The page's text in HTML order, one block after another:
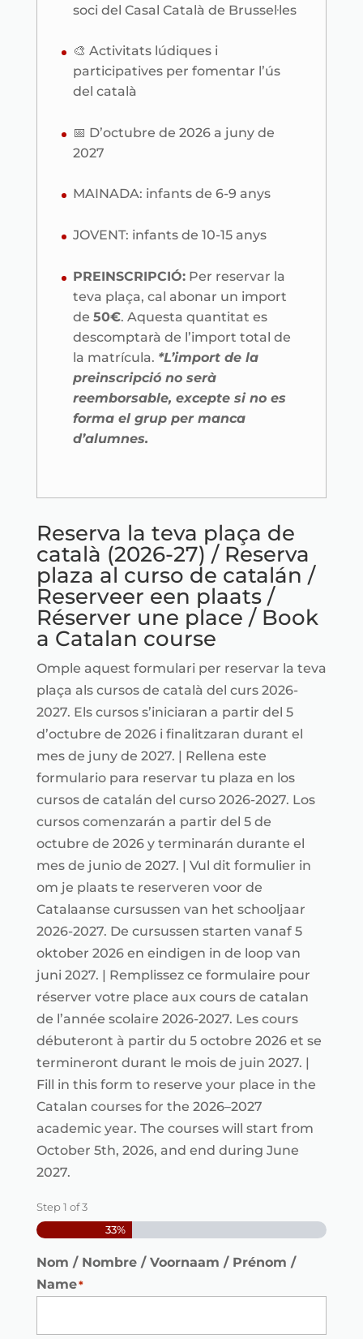
soci del Casal Català de Brussel·les
🎨 Activitats lúdiques i
participatives per fomentar l’ús
del català
📅 D’octubre de 2026 a juny de
2027
MAINADA: infants de 6-9 anys
JOVENT: infants de 10-15 anys
PREINSCRIPCIÓ:Per reservar la
teva plaça, cal abonar un import
de 50€. Aquesta quantitat es
descomptarà de l’import total de
la matrícula. *L’import de la
preinscripció no serà
reemborsable, excepte si no es
forma el grup per manca
d’alumnes.
Reserva la teva plaça de
català (2026-27) / Reserva
plaza al curso de catalán /
Reserveer een plaats /
Réserver une place / Book
a Catalan course
Omple aquest formulari per reservar la teva
plaça als cursos de català del curs 2026-
2027. Els cursos s’iniciaran a partir del 5
d’octubre de 2026 i finalitzaran durant el
mes de juny de 2027. | Rellena este
formulario para reservar tu plaza en los
cursos de catalán del curso 2026-2027. Los
cursos comenzarán a partir del 5 de
octubre de 2026 y terminarán durante el
mes de junio de 2027. | Vul dit formulier in
om je plaats te reserveren voor de
Catalaanse cursussen van het schooljaar
2026-2027. De cursussen starten vanaf 5
oktober 2026 en eindigen in de loop van
juni 2027. | Remplissez ce formulaire pour
réserver votre place aux cours de catalan
de l’année scolaire 2026-2027. Les cours
débuteront à partir du 5 octobre 2026 et se
termineront durant le mois de juin 2027. |
Fill in this form to reserve your place in the
Catalan courses for the 2026–2027
academic year. The courses will start from
October 5th, 2026, and end during June
2027.
Step1 of3
33%
Nom / Nombre / Voornaam / Prénom /
Name*